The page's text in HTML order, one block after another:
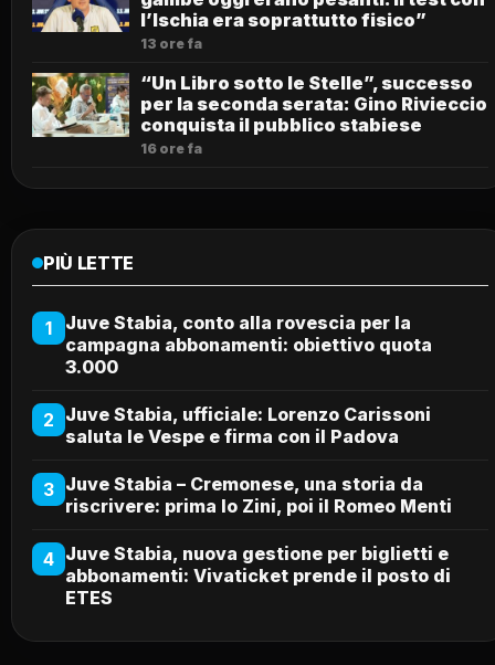
l’Ischia era soprattutto fisico”
13 ore fa
“Un Libro sotto le Stelle”, successo
per la seconda serata: Gino Rivieccio
conquista il pubblico stabiese
16 ore fa
PIÙ LETTE
1
Juve Stabia, conto alla rovescia per la
campagna abbonamenti: obiettivo quota
3.000
2 Juve Stabia, ufficiale: Lorenzo Carissoni
saluta le Vespe e firma con il Padova
3 Juve Stabia – Cremonese, una storia da
riscrivere: prima lo Zini, poi il Romeo Menti
4 Juve Stabia, nuova gestione per biglietti e
abbonamenti: Vivaticket prende il posto di
ETES